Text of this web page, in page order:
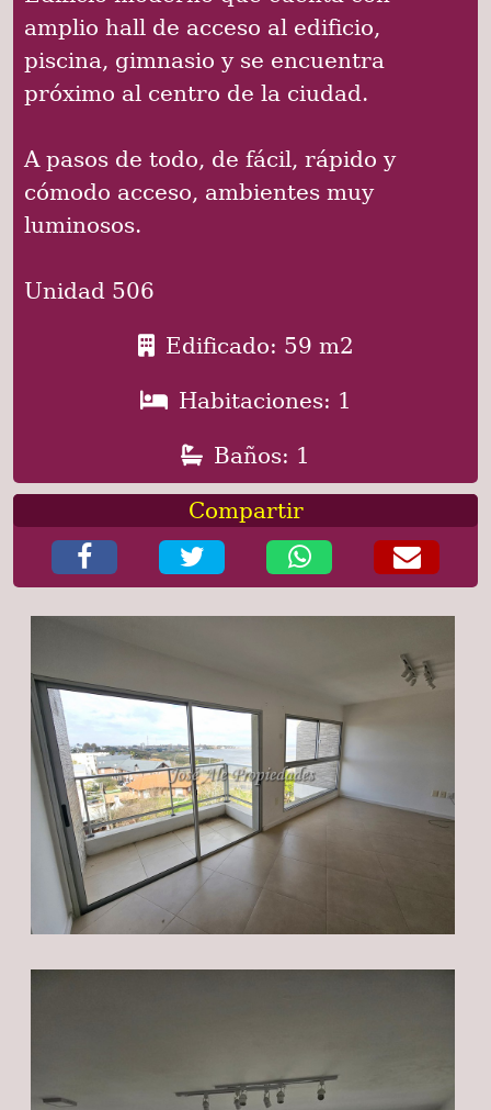
amplio hall de acceso al edificio,
piscina, gimnasio y se encuentra
próximo al centro de la ciudad.
A pasos de todo, de fácil, rápido y
cómodo acceso, ambientes muy
luminosos.
Unidad 506
Edificado: 59 m2
Habitaciones: 1
Baños: 1
Compartir